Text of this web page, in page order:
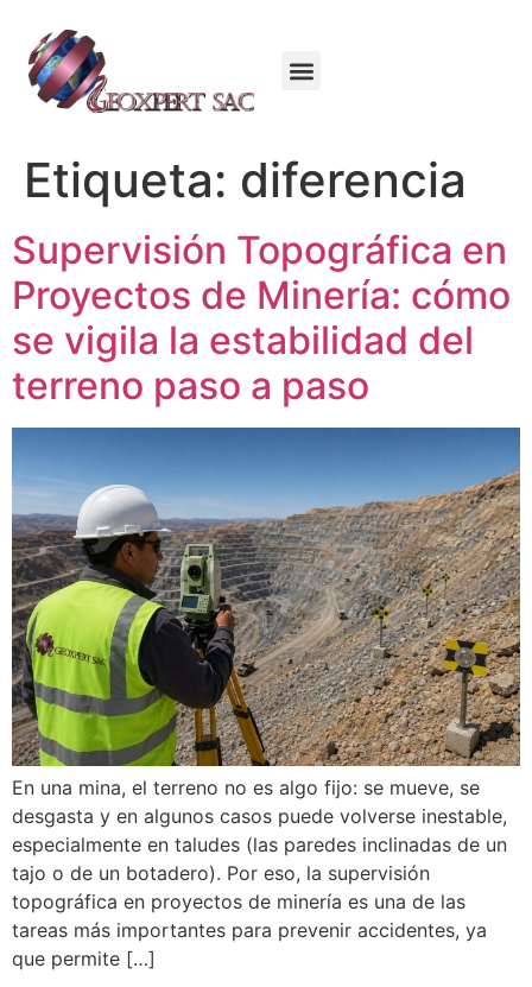
Etiqueta: diferencia
Supervisión Topográfica en
Proyectos de Minería: cómo
se vigila la estabilidad del
terreno paso a paso
En una mina, el terreno no es algo fijo: se mueve, se
desgasta y en algunos casos puede volverse inestable,
especialmente en taludes (las paredes inclinadas de un
tajo o de un botadero). Por eso, la supervisión
topográfica en proyectos de minería es una de las
tareas más importantes para prevenir accidentes, ya
que permite […]